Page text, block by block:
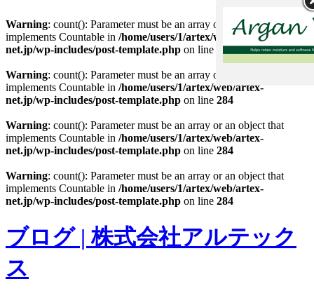
Warning: count(): Parameter must be an array or an object that
implements Countable in /home/users/1/artex/web/artex-
net.jp/wp-includes/post-template.php on line 284
Warning: count(): Parameter must be an array or an object that
implements Countable in /home/users/1/artex/web/artex-
net.jp/wp-includes/post-template.php on line 284
Warning: count(): Parameter must be an array or an object that
implements Countable in /home/users/1/artex/web/artex-
net.jp/wp-includes/post-template.php on line 284
Warning: count(): Parameter must be an array or an object that
implements Countable in /home/users/1/artex/web/artex-
net.jp/wp-includes/post-template.php on line 284
ブログ | 株式会社アルテック
ス